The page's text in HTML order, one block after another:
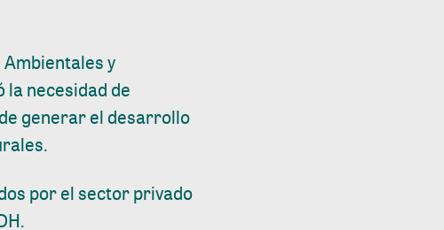
y
la necesidad de
generar el desarrollo
por el sector privado